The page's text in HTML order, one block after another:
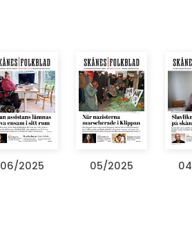
06/2025 05/2025